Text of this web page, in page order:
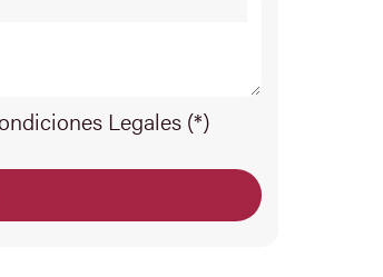
Legales (*)